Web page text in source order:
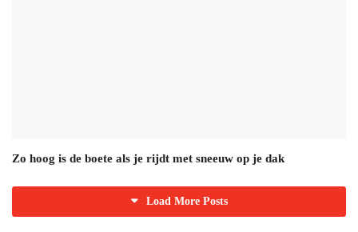
Zo hoog is de boete als je rijdt met sneeuw op je dak
Load More Posts